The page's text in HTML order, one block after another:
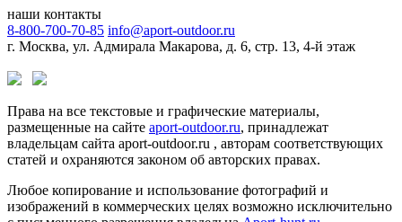
наши контакты
8-800-700-70-85 info@aport-outdoor.ru
г. Москва, ул. Адмирала Макарова, д. 6, стр. 13, 4-й этаж
Права на все текстовые и графические материалы,
размещенные на сайте aport-outdoor.ru, принадлежат
владельцам сайта aport-outdoor.ru , авторам соответствующих
статей и охраняются законом об авторских правах.
Любое копирование и использование фотографий и
изображений в коммерческих целях возможно исключительно